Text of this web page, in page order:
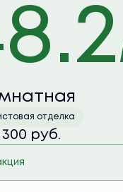
отделка
300 руб.